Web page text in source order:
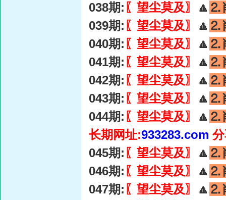
038期: 〖望尘莫及〗 🔼 ⒉
039期: 〖望尘莫及〗 🔼 ⒉
040期: 〖望尘莫及〗 🔼 ⒉
041期: 〖望尘莫及〗 🔼 ⒉
042期: 〖望尘莫及〗 🔼 ⒉
043期: 〖望尘莫及〗 🔼 ⒉
044期: 〖望尘莫及〗 🔼 ⒉
长期网址:933283.com
045期: 〖望尘莫及〗 🔼 ⒉
046期: 〖望尘莫及〗 🔼 ⒉
047期: 〖望尘莫及〗 🔼 ⒉